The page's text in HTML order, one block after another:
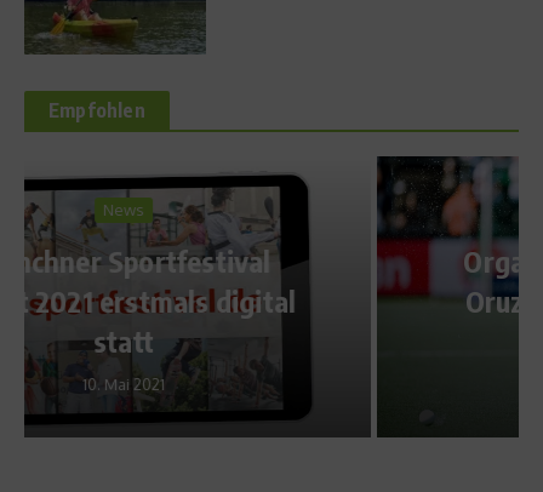
Empfohlen
Sports Inside
Organsisationsprofi Selin
Oruz: Gut geplant ist halb
gewonnen